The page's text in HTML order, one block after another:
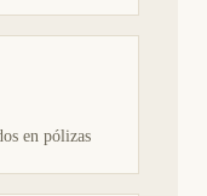
en pólizas